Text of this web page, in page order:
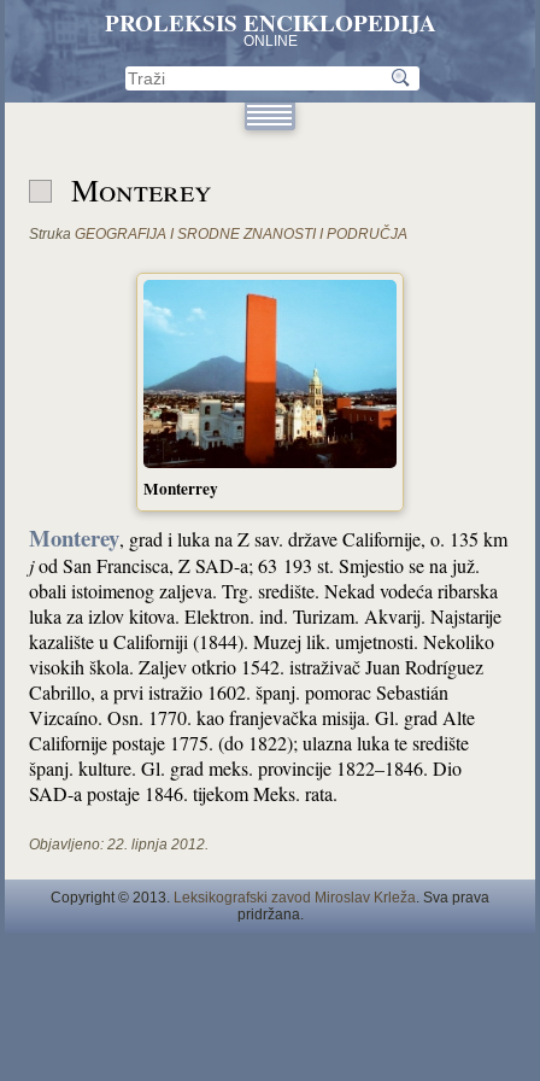
PROLEKSIS ENCIKLOPEDIJA
ONLINE
Monterey
Struka GEOGRAFIJA I SRODNE ZNANOSTI I PODRUČJA
Monterrey
Monterey, grad i luka na Z sav. države Californije, o. 135 km
jod San Francisca, Z SAD-a; 63 193 st. Smjestio se na juž.
obali istoimenog zaljeva. Trg. središte. Nekad vodeća ribarska
luka za izlov kitova. Elektron. ind. Turizam. Akvarij. Najstarije
kazalište u Californiji (1844). Muzej lik. umjetnosti. Nekoliko
visokih škola. Zaljev otkrio 1542. istraživač Juan Rodríguez
Cabrillo, a prvi istražio 1602. španj. pomorac Sebastián
Vizcaíno. Osn. 1770. kao franjevačka misija. Gl. grad Alte
Californije postaje 1775. (do 1822); ulazna luka te središte
španj. kulture. Gl. grad meks. provincije 1822–1846. Dio
SAD-a postaje 1846. tijekom Meks. rata.
Objavljeno: 22. lipnja 2012.
Copyright © 2013. Leksikografski zavod Miroslav Krleža. Sva prava
pridržana.